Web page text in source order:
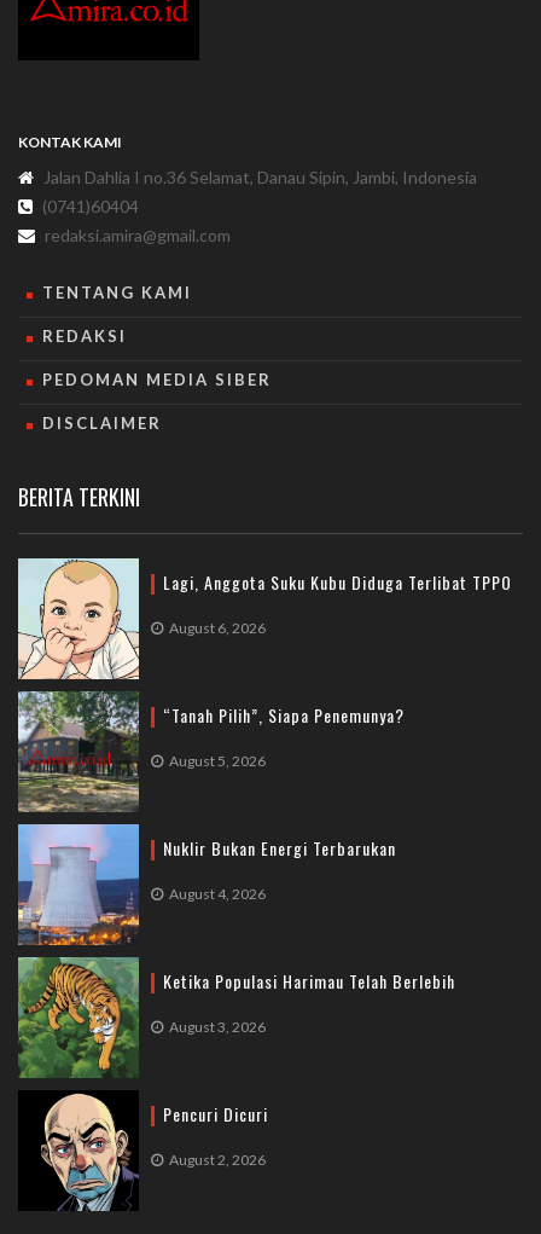
KONTAK KAMI
Jalan Dahlia I no.36 Selamat, Danau Sipin, Jambi, Indonesia
(0741)60404
redaksi.amira@gmail.com
TENTANG KAMI
REDAKSI
PEDOMAN MEDIA SIBER
DISCLAIMER
BERITA TERKINI
Lagi, Anggota Suku Kubu Diduga Terlibat TPPO
August 6, 2026
“Tanah Pilih”, Siapa Penemunya?
August 5, 2026
Nuklir Bukan Energi Terbarukan
August 4, 2026
Ketika Populasi Harimau Telah Berlebih
August 3, 2026
Pencuri Dicuri
August 2, 2026